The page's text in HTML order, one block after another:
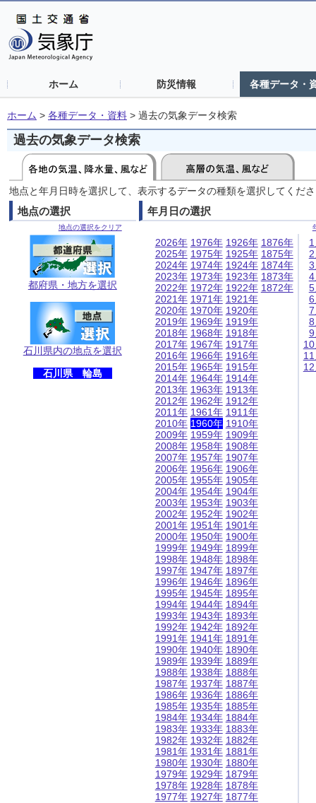
ホーム 防災情報 各種データ・
ホーム > 各種データ・資料 > 過去の気象データ検索
過去の気象データ検索
地点と年月日時を選択して、表示するデータの種類を選択してくだ
地点の選択
地点の選択をクリア
都府県・地方を選択
石川県内の地点を選択
石川県 輪島
年月日の選択
2026年
2025年
2024年
2023年
2022年
2021年
2020年
2019年
2018年
2017年
2016年
2015年
2014年
2013年
2012年
2011年
2010年
2009年
2008年
2007年
2006年
2005年
2004年
2003年
2002年
2001年
2000年
1999年
1998年
1997年
1996年
1995年
1994年
1993年
1992年
1991年
1990年
1989年
1988年
1987年
1986年
1985年
1984年
1983年
1982年
1981年
1980年
1979年
1978年
1977年
1976年
1975年
1974年
1973年
1972年
1971年
1970年
1969年
1968年
1967年
1966年
1965年
1964年
1963年
1962年
1961年
1960年
1959年
1958年
1957年
1956年
1955年
1954年
1953年
1952年
1951年
1950年
1949年
1948年
1947年
1946年
1945年
1944年
1943年
1942年
1941年
1940年
1939年
1938年
1937年
1936年
1935年
1934年
1933年
1932年
1931年
1930年
1929年
1928年
1927年
1926年
1925年
1924年
1923年
1922年
1921年
1920年
1919年
1918年
1917年
1916年
1915年
1914年
1913年
1912年
1911年
1910年
1909年
1908年
1907年
1906年
1905年
1904年
1903年
1902年
1901年
1900年
1899年
1898年
1897年
1896年
1895年
1894年
1893年
1892年
1891年
1890年
1889年
1888年
1887年
1886年
1885年
1884年
1883年
1882年
1881年
1880年
1879年
1878年
1877年
1876年
1875年
1874年
1873年
1872年